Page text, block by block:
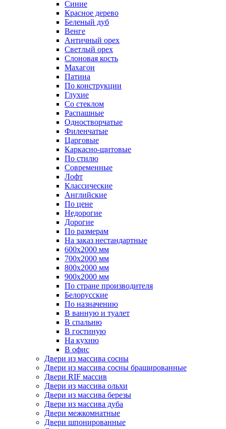
Синие
Красное дерево
Беленый дуб
Венге
Античный орех
Светлый орех
Слоновая кость
Махагон
Патина
По конструкции
Глухие
Со стеклом
Распашные
Одностворчатые
Филенчатые
Царговые
Каркасно-щитовые
По стилю
Современные
Лофт
Классические
Английские
По цене
Недорогие
Дорогие
По размерам
На заказ нестандартные
600х2000 мм
700х2000 мм
800х2000 мм
900х2000 мм
По стране производителя
Белорусские
По назначению
В ванную и туалет
В спальню
В гостиную
На кухню
В офис
Двери из массива сосны
Двери из массива сосны брашированные
Двери RIF массив
Двери из массива ольхи
Двери из массива березы
Двери из массива дуба
Двери межкомнатные
Двери шпонированные